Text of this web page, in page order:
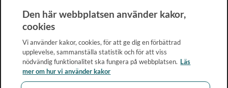
Den här webbplatsen använder kakor,
cookies
Vi använder kakor, cookies, för att ge dig en förbättrad
upplevelse, sammanställa statistik och för att viss
nödvändig funktionalitet ska fungera på webbplatsen. Läs
mer om hur vi använder kakor